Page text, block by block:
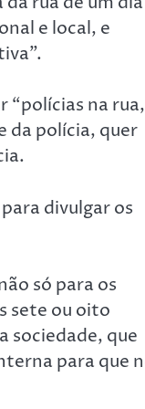
e local, e
na
da polícia, quer
divulgar os
só para os
sete ou oito
sociedade, que
para que